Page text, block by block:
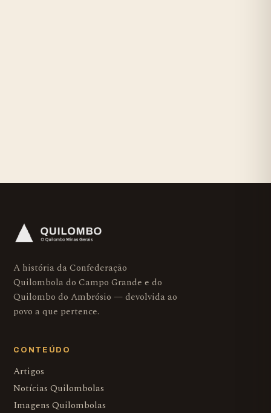
A história da Confederação
Quilombola do Campo Grande e do
Quilombo do Ambrósio — devolvida ao
povo a que pertence.
CONTEÚDO
Artigos
Notícias Quilombolas
Imagens Quilombolas